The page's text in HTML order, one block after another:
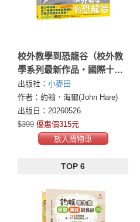
校外教學到恐龍谷（校外教
學系列最新作品・國際十一
項大獎、金鴨子圖畫書獎、
學校圖書館期刊年度最佳圖
書系列）
出版社： 小麥田
作者：約翰．海爾(John Hare)
出版日：20260526
$399 優惠價315元
放入購物車
TOP 6